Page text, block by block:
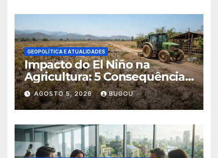
GEOPOLÍTICA E ATUALIDADES
Impacto do El Niño na
Agricultura: 5 Consequências
Críticas
AGOSTO 5, 2026 BUGOU